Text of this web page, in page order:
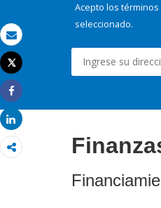
Correo electrónico
Imprimir
Tweet
Share
Share
Acepto los términos
seleccionado.